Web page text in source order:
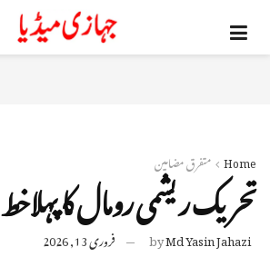
Home متفرق مضامین
تحریک ریشمی رومال کا پہلاخط
byMd Yasin Jahazi فروری 13, 2026